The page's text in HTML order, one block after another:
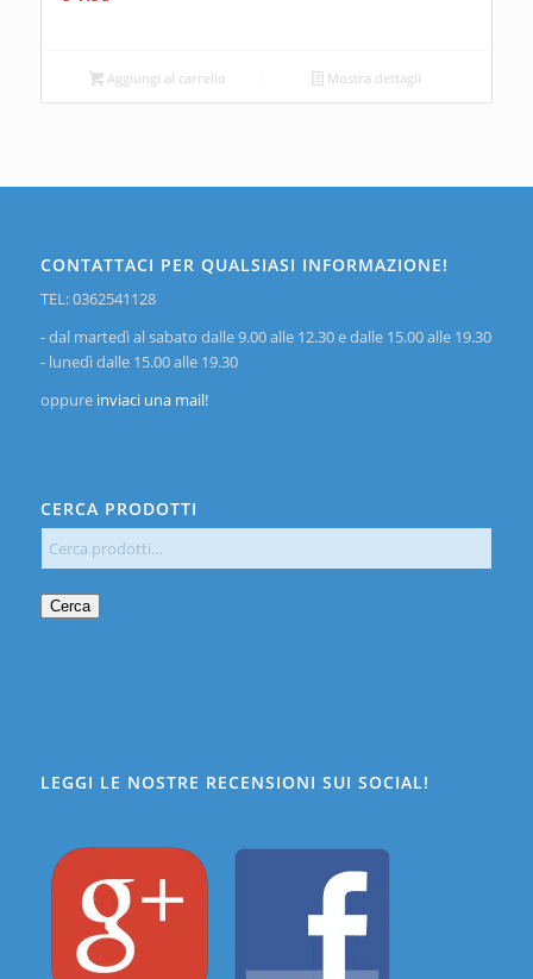
Aggiungi al carrello Mostra dettagli
CONTATTACI PER QUALSIASI INFORMAZIONE!
TEL: 0362541128
- dal martedì al sabato dalle 9.00 alle 12.30 e dalle 15.00 alle 19.30
- lunedì dalle 15.00 alle 19.30
oppureinviaci una mail!
CERCA PRODOTTI
Cerca
LEGGI LE NOSTRE RECENSIONI SUI SOCIAL!